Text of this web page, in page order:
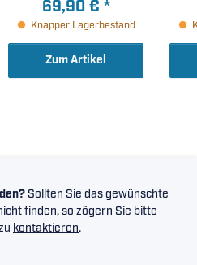
35x72x27mm )
69,90 € *
Knapper Lagerbestand
Zum Artikel
Sollten Sie das gewünschte
finden, so zögern Sie bitte
kontaktieren.